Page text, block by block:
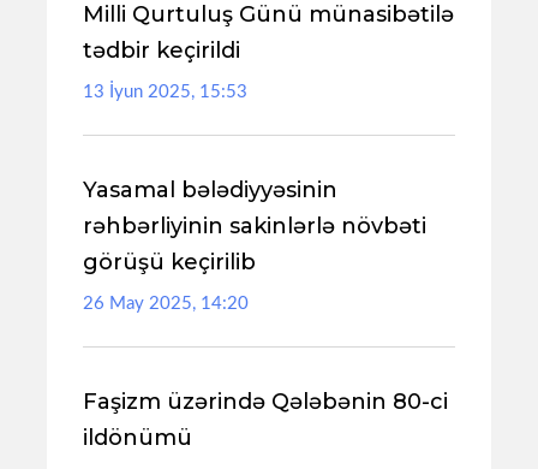
Milli Qurtuluş Günü münasibətilə
tədbir keçirildi
13 İyun 2025, 15:53
Yasamal bələdiyyəsinin
rəhbərliyinin sakinlərlə növbəti
görüşü keçirilib
26 May 2025, 14:20
Faşizm üzərində Qələbənin 80-ci
ildönümü